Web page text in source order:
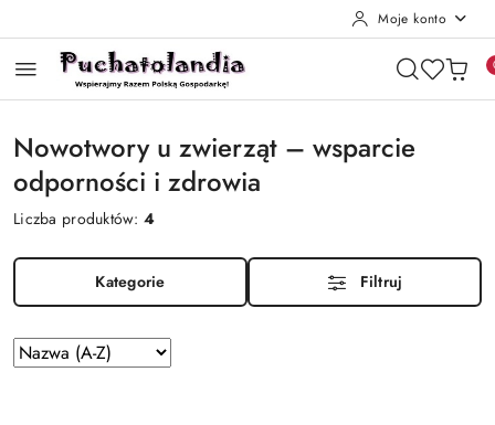
Moje konto
Nowotwory u zwierząt – wsparcie
odporności i zdrowia
Liczba produktów:4
Kategorie Filtruj
Zastosowano
sortowanie:
Sortuj
według